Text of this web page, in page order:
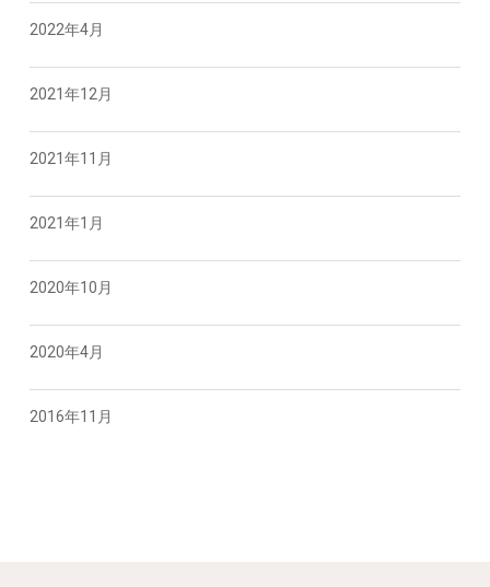
2022年4月
2021年12月
2021年11月
2021年1月
2020年10月
2020年4月
2016年11月